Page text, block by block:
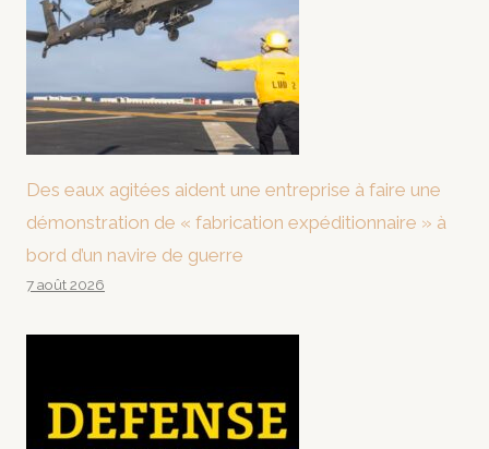
Des eaux agitées aident une entreprise à faire une
démonstration de « fabrication expéditionnaire » à
bord d’un navire de guerre
7 août 2026